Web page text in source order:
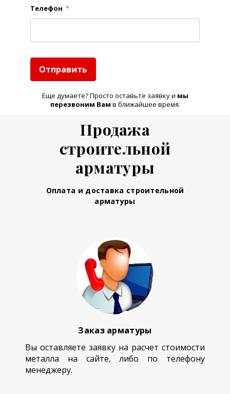
Телефон *
Отправить
Еще думаете? Просто оставьте заявку и мы
перезвоним Вам в ближайшее время.
Продажа
строительной
арматуры
Оплата и доставка строительной
арматуры
Заказ арматуры
Вы оставляете заявку на расчет стоимости
металла на сайте, либо по телефону
менеджеру.